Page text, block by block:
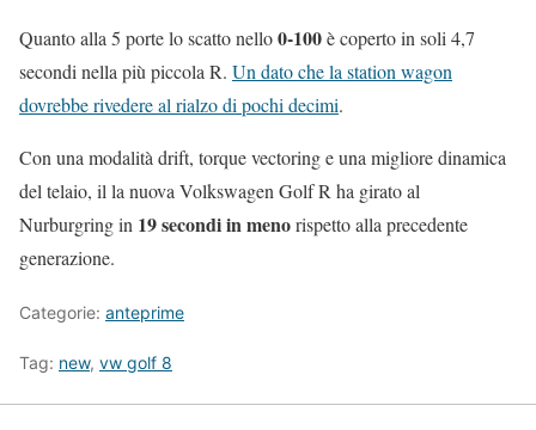
Quanto alla 5 porte lo scatto nello0-100è coperto in soli 4,7
secondi nella più piccola R. Un dato che la station wagon
dovrebbe rivedere al rialzo di pochi decimi.
Con una modalità drift, torque vectoring e una migliore dinamica
del telaio, il la nuova Volkswagen Golf R ha girato al
Nurburgring in 19 secondi in menorispetto alla precedente
generazione.
Categorie: anteprime
Tag: new, vw golf 8